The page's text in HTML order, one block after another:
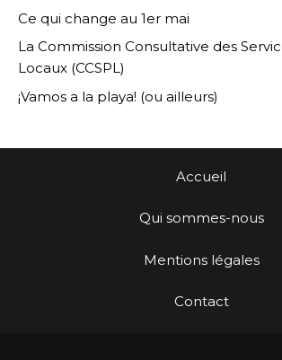
Ce qui change au 1er mai
La Commission Consultative des
Locaux (CCSPL)
¡Vamos a la playa! (ou ailleurs)
Accueil
Qui sommes-nous
Mentions légales
Contact